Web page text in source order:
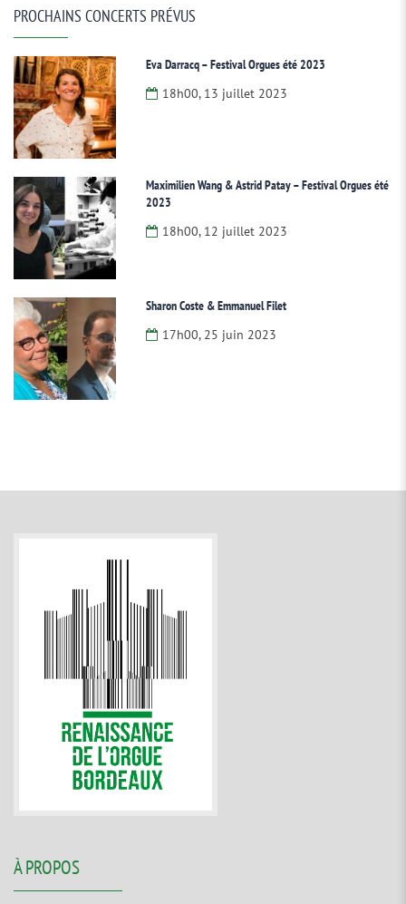
PROCHAINS CONCERTS PRÉVUS
Eva Darracq – Festival Orgues été 2023
18h00, 13 juillet 2023
Maximilien Wang & Astrid Patay – Festival Orgues été
2023
18h00, 12 juillet 2023
Sharon Coste & Emmanuel Filet
17h00, 25 juin 2023
À PROPOS